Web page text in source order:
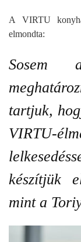
A VIRTU
elmondta:
Sosem
tartjuk,
VIRTU-
készítjük
mint a